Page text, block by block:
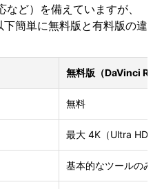
ど）を備えていますが、
簡単に無料版と有料版の違
無料版（DaVinci
無料
最大 4K（Ultra HD
基本的なツールのみ